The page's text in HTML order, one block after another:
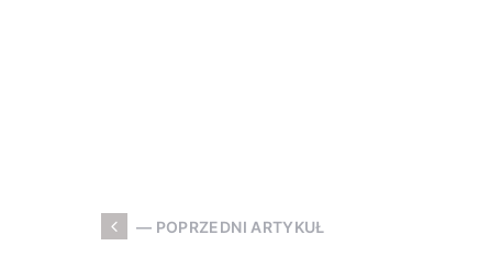
— POPRZEDNI ARTYKUŁ